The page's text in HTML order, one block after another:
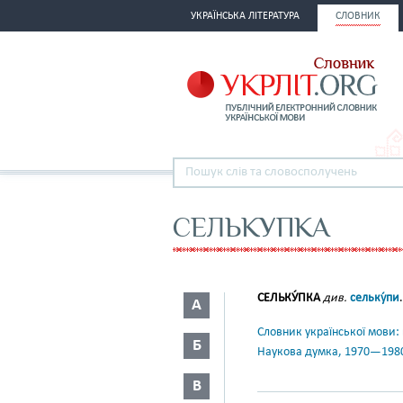
УКРАЇНСЬКА ЛІТЕРАТУРА СЛОВНИК
СЕЛЬКУПКА
А
Б
В
СЕЛЬКУ́ПКА див. сельку́пи.
Словник української
Наукова думка,